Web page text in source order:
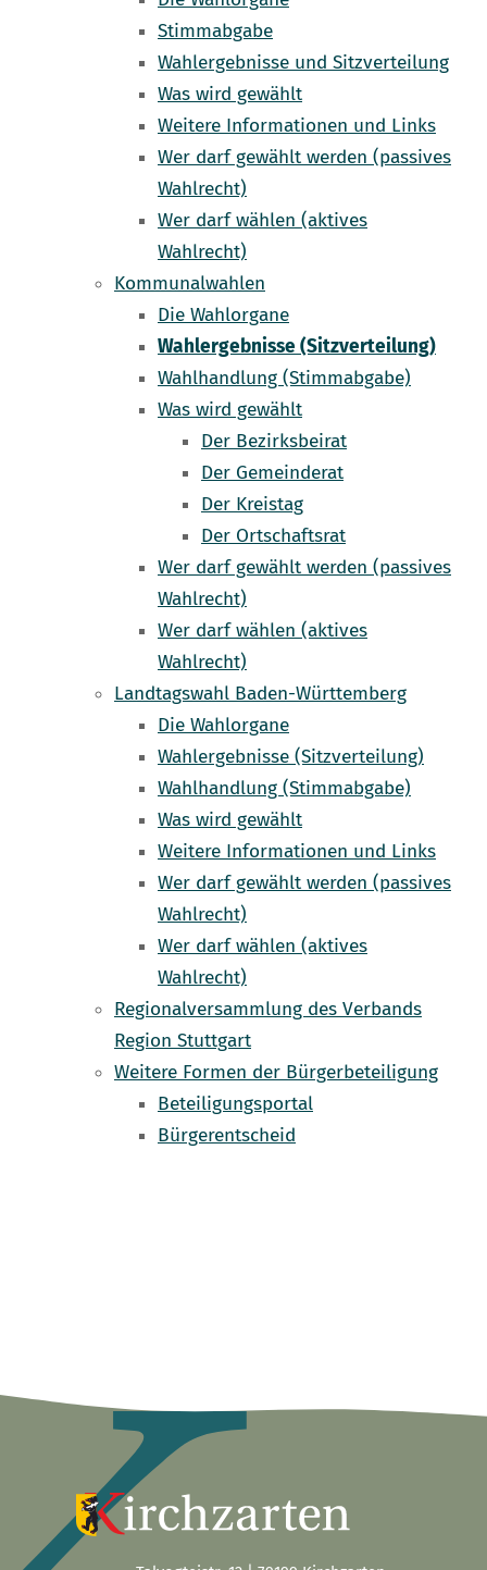
Stimmabgabe
Wahlergebnisse und Sitzverteilung
Was wird gewählt
Weitere Informationen und Links
Wer darf gewählt werden (passives
Wahlrecht)
Wer darf wählen (aktives
Wahlrecht)
Kommunalwahlen
Die Wahlorgane
Wahlergebnisse (Sitzverteilung)
Wahlhandlung (Stimmabgabe)
Was wird gewählt
Der Bezirksbeirat
Der Gemeinderat
Der Kreistag
Der Ortschaftsrat
Wer darf gewählt werden (passives
Wahlrecht)
Wer darf wählen (aktives
Wahlrecht)
Landtagswahl Baden-Württemberg
Die Wahlorgane
Wahlergebnisse (Sitzverteilung)
Wahlhandlung (Stimmabgabe)
Was wird gewählt
Weitere Informationen und Links
Wer darf gewählt werden (passives
Wahlrecht)
Wer darf wählen (aktives
Wahlrecht)
Regionalversammlung des Verbands
Region Stuttgart
Weitere Formen der Bürgerbeteiligung
Beteiligungsportal
Bürgerentscheid